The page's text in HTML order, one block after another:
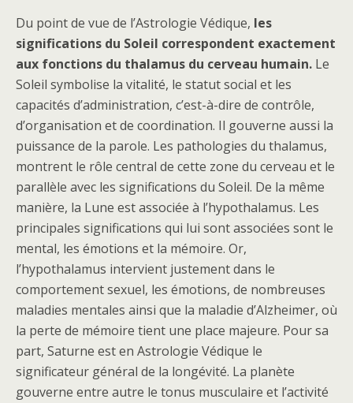
Du point de vue de l’Astrologie Védique, les
significations du Soleil correspondent exactement
aux fonctions du thalamus du cerveau humain. Le
Soleil symbolise la vitalité, le statut social et les
capacités d’administration, c’est-à-dire de contrôle,
d’organisation et de coordination. Il gouverne aussi la
puissance de la parole. Les pathologies du thalamus,
montrent le rôle central de cette zone du cerveau et le
parallèle avec les significations du Soleil. De la même
manière, la Lune est associée à l’hypothalamus. Les
principales significations qui lui sont associées sont le
mental, les émotions et la mémoire. Or,
l’hypothalamus intervient justement dans le
comportement sexuel, les émotions, de nombreuses
maladies mentales ainsi que la maladie d’Alzheimer, où
la perte de mémoire tient une place majeure. Pour sa
part, Saturne est en Astrologie Védique le
significateur général de la longévité. La planète
gouverne entre autre le tonus musculaire et l’activité